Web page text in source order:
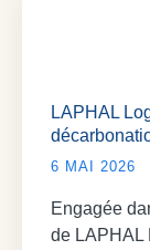
LAPHAL
6 MAI 2026
Engagée
de LAPHAL